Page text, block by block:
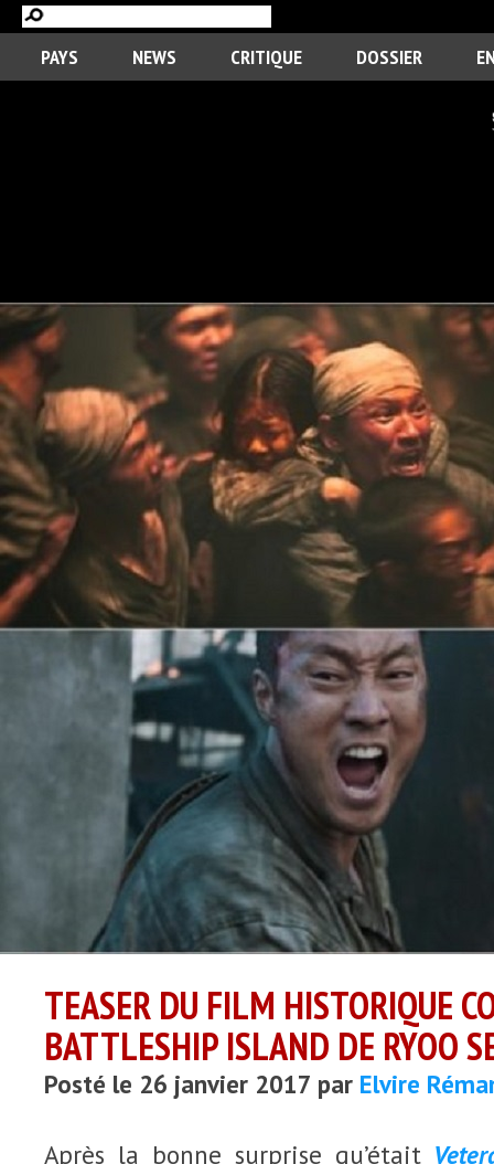
PAYS NEWS CRITIQUE DOSSIER
TEASER DU FILM HISTORIQUE
BATTLESHIP ISLAND DE RYOO
Posté le 26 janvier 2017 par Elvire
Après la bonne surprise qu’était